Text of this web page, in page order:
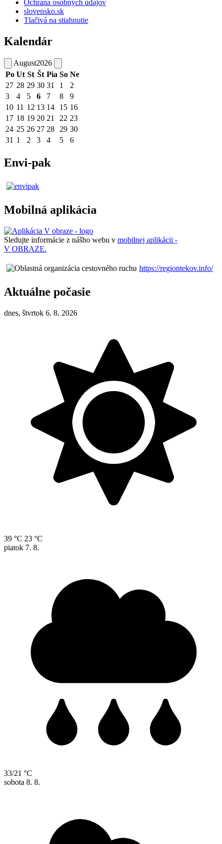
Ochrana osobných údajov
slovensko.sk
Tlačivá na stiahnutie
Kalendár
August2026
Po Ut St Št Pia So Ne
27 28 29 30 31 1
2
3
4 5 6 7 8
9
10 11 12 13 14 15 16
17 18 19 20 21 22 23
24 25 26 27 28 29 30
31 1 2 3 4 5 6
Envi-pak
Mobilná aplikácia
Sledujte informácie z nášho webu v mobilnej aplikácii -
V OBRAZE.
https://regiontekov.info/
Aktuálne počasie
dnes, štvrtok 6. 8. 2026
39 °C 23 °C
piatok 7. 8.
33/21 °C
sobota 8. 8.